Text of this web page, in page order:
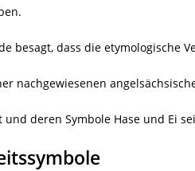
besagt, dass die etymologische
nachgewiesenen
deren Symbole Hase und Ei